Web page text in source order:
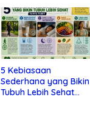
Depresi
5 Kebiasaan
Sederhana yang Bikin
Tubuh Lebih Sehat